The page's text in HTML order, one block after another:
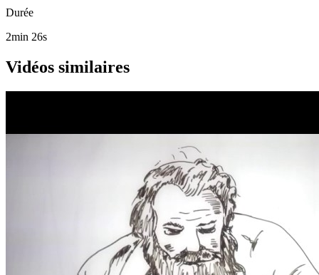
Durée
2min 26s
Vidéos similaires